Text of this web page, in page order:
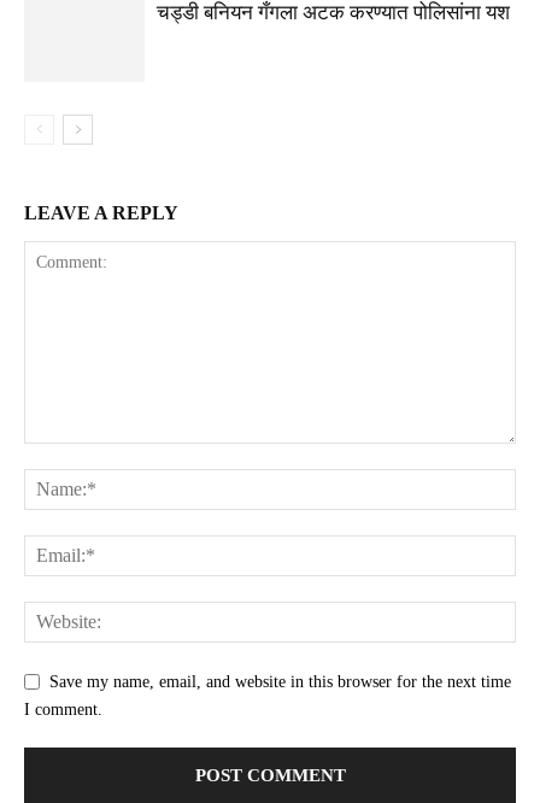
चड्डी बनियन गँगला अटक करण्यात पोलिसांना यश
LEAVE A REPLY
Save my name, email, and website in this browser for the next time
I comment.